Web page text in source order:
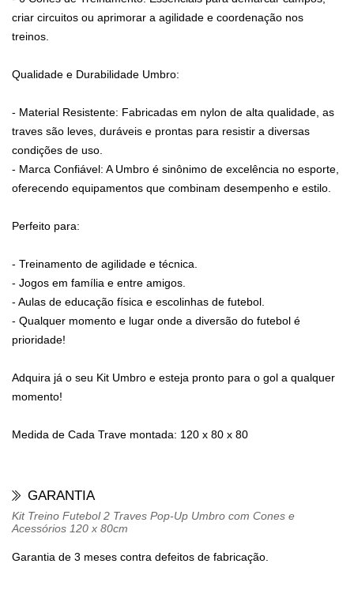
criar circuitos ou aprimorar a agilidade e coordenação nos
treinos.
Qualidade e Durabilidade Umbro:
- Material Resistente: Fabricadas em nylon de alta qualidade, as
traves são leves, duráveis e prontas para resistir a diversas
condições de uso.
- Marca Confiável: A Umbro é sinônimo de excelência no esporte,
oferecendo equipamentos que combinam desempenho e estilo.
Perfeito para:
- Treinamento de agilidade e técnica.
- Jogos em família e entre amigos.
- Aulas de educação física e escolinhas de futebol.
- Qualquer momento e lugar onde a diversão do futebol é
prioridade!
Adquira já o seu Kit Umbro e esteja pronto para o gol a qualquer
momento!
Medida de Cada Trave montada: 120 x 80 x 80
GARANTIA
Kit Treino Futebol 2 Traves Pop-Up Umbro com Cones e
Acessórios 120 x 80cm
Garantia de 3 meses contra defeitos de fabricação.